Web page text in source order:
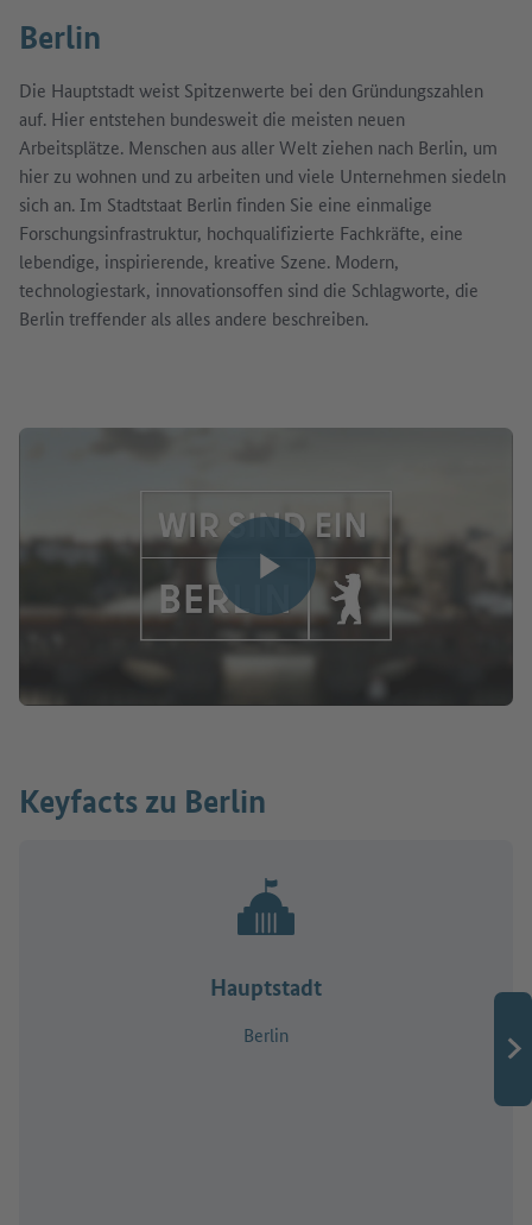
Berlin
Die Hauptstadt weist Spitzenwerte bei den Gründungszahlen
auf. Hier entstehen bundesweit die meisten neuen
Arbeitsplätze. Menschen aus aller Welt ziehen nach Berlin, um
hier zu wohnen und zu arbeiten und viele Unternehmen siedeln
sich an. Im Stadtstaat Berlin finden Sie eine einmalige
Forschungsinfrastruktur, hochqualifizierte Fachkräfte, eine
lebendige, inspirierende, kreative Szene. Modern,
technologiestark, innovationsoffen sind die Schlagworte, die
Berlin treffender als alles andere beschreiben.
Video abspielen
Keyfacts zu Berlin
Hauptstadt
Berlin